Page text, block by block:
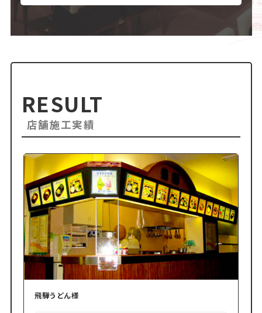
RESULT
店舗施工実績
飛騨うどん様